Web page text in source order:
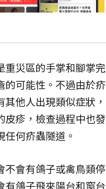
重災區的手掌和腳掌完
的可能性。不過由於疥
他人出現類似症狀，
皮疹，檢查過程中也發
何疥蟲隧道。
不會有鴿子或禽鳥類停
有鴿子飛來陽台和窗台